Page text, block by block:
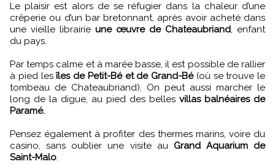
Le plaisir est alors de se réfugier dans la chaleur d’une
crêperie ou d’un bar bretonnant, après avoir acheté dans
une vieille librairie une œuvre de Chateaubriand, enfant
du pays.
Par temps calme et à marée basse, il est possible de rallier
à pied lesîles de Petit-Bé et de Grand-Bé(où se trouve le
tombeau de Chateaubriand). On peut aussi marcher le
long de la digue, au pied des belles villas balnéaires de
Paramé.
Pensez également à profiter des thermes marins, voire du
casino, sans oublier une visite au Grand Aquarium de
Saint-Malo.